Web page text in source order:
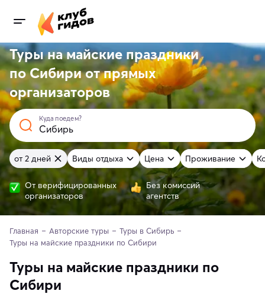
Туры на майские праздники
по Сибири отпрямых
организаторов
Куда поедем?
от 2 дней Виды отдыха Цена Проживание
От верифицированных
организаторов
Без комиссий
агентств
Главная Авторские туры
Туры в Сибирь
Туры на майские праздники по Сибири
Туры на майские праздники по
Сибири